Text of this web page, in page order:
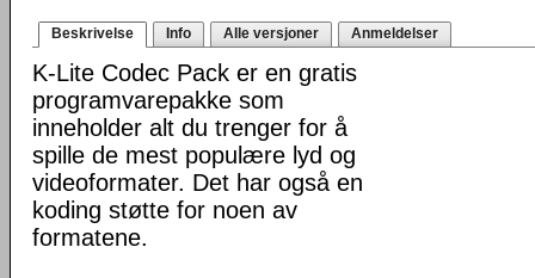
Beskrivelse Info Alle versjoner Anmeldelser
K-Lite Codec Pack er en gratis
programvarepakke som
inneholder alt du trenger for å
spille de mest populære lyd og
videoformater. Det har også en
koding støtte for noen av
formatene.